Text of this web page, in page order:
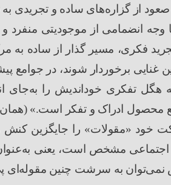
از گزارههای ساده و تجریدی
وجه انضمامی از موجودیتی منفرد
فکری، مسیر گذار از ساده به
غنایی برخوردار شوند، در جوامع
هگل تفکری خوداندیش را بهجای
محصول ادراک و تفکر است.»
(همان
خود «مقولات» را جایگزین کنش
اجتماعی مشخص است، یعنی به
نمیتوان به سرشت چنین مقوله ای